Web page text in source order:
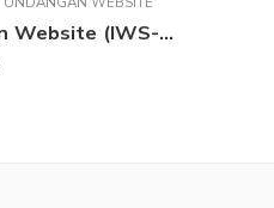
Undangan Website (IWS-09)